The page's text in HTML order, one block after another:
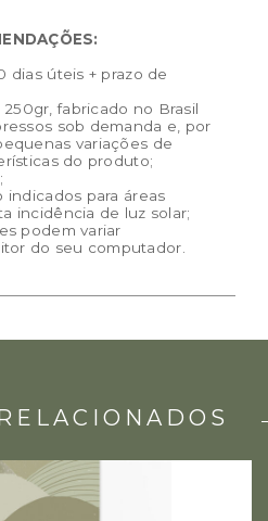
dias úteis + prazo de
fabricado no Brasil
sob demanda e, por
variações de
do produto;
indicados para áreas
incidência de luz solar;
podem variar
do seu computador.